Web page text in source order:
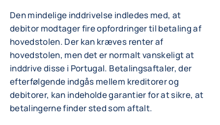
Den mindelige inddrivelse indledes med, at
debitor modtager fire opfordringer til betaling af
hovedstolen. Der kan kræves renter af
hovedstolen, men det er normalt vanskeligt at
inddrive disse i Portugal. Betalingsaftaler, der
efterfølgende indgås mellem kreditorer og
debitorer, kan indeholde garantier for at sikre, at
betalingerne finder sted som aftalt.